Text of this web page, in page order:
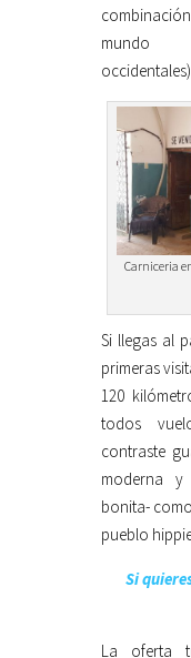
mundo
Carniceria
Si llegas al
primeras
120
todos
contraste
moderna
bonita-
pueblo
Si
La oferta